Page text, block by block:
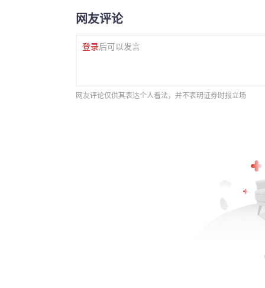
网友评论
登录后可以发言
网友评论仅供其表达个人看法，并不表明证券时报立场